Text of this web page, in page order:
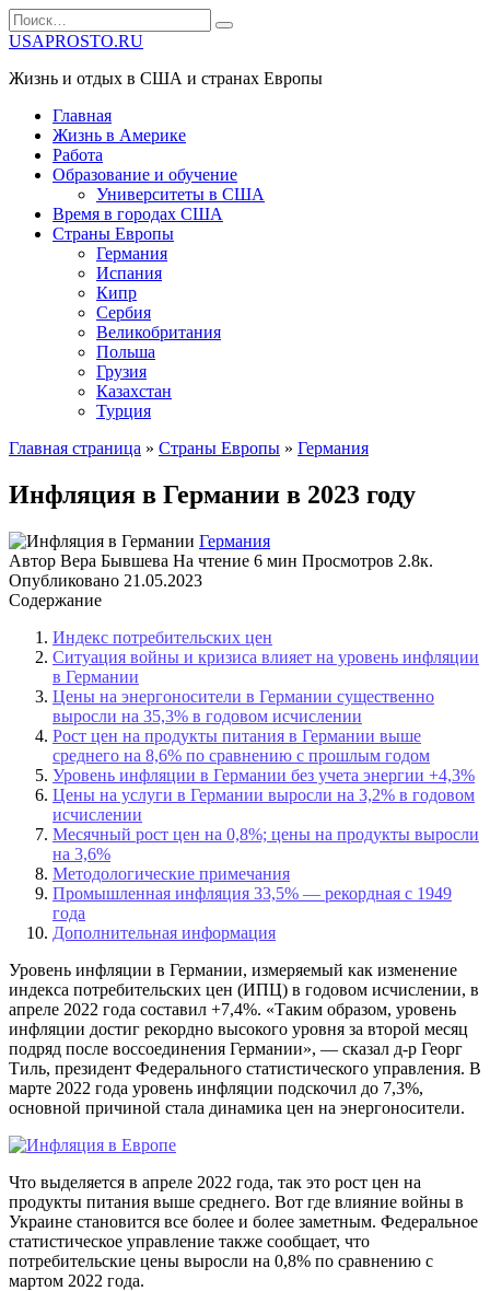
Перейти
к
Search
for:
USAPROSTO.RU
Жизнь и отдых в США и странах Европы
Главная
Жизнь в Америке
Работа
Образование и обучение
Университеты в США
Время в городах США
Страны Европы
Германия
Испания
Кипр
Сербия
Великобритания
Польша
Грузия
Казахстан
Турция
Главная страница » Страны Европы » Германия
Инфляция в Германии в 2023 году
Германия
Автор Вера Бывшева На чтение 6 мин Просмотров 2.8к.
Опубликовано 21.05.2023
Содержание
Индекс потребительских цен
Ситуация войны и кризиса влияет на уровень инфляции
в Германии
Цены на энергоносители в Германии существенно
выросли на 35,3% в годовом исчислении
Рост цен на продукты питания в Германии выше
среднего на 8,6% по сравнению с прошлым годом
Уровень инфляции в Германии без учета энергии +4,3%
Цены на услуги в Германии выросли на 3,2% в годовом
исчислении
Месячный рост цен на 0,8%; цены на продукты выросли
на 3,6%
Методологические примечания
Промышленная инфляция 33,5% — рекордная с 1949
года
Дополнительная информация
Уровень инфляции в Германии, измеряемый как изменение
индекса потребительских цен (ИПЦ) в годовом исчислении, в
апреле 2022 года составил +7,4%. «Таким образом, уровень
инфляции достиг рекордно высокого уровня за второй месяц
подряд после воссоединения Германии», — сказал д-р Георг
Тиль, президент Федерального статистического управления. В
марте 2022 года уровень инфляции подскочил до 7,3%,
основной причиной стала динамика цен на энергоносители.
Что выделяется в апреле 2022 года, так это рост цен на
продукты питания выше среднего. Вот где влияние войны в
Украине становится все более и более заметным. Федеральное
статистическое управление также сообщает, что
потребительские цены выросли на 0,8% по сравнению с
мартом 2022 года.